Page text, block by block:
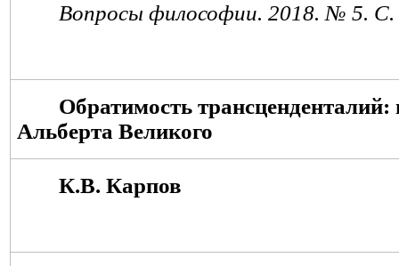
Вопросы философии. 2018. №5. С.
Обратимость трансценденталий:
Альберта Великого
К.В. Карпов